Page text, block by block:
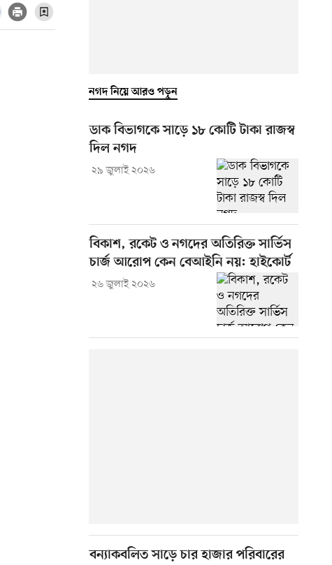
নগদ নিয়ে আরও পড়ুন
ডাক বিভাগকে সাড়ে ১৮ কোটি টাকা রাজস্ব
দিল নগদ
২৯ জুলাই ২০২৬
বিকাশ, রকেট ও নগদের অতিরিক্ত সার্ভিস
চার্জ আরোপ কেন বেআইনি নয়: হাইকোর্ট
২৬ জুলাই ২০২৬
বন্যাকবলিত সাড়ে চার হাজার পরিবারের